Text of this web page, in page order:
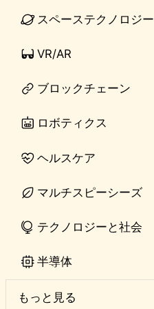
スペーステクノロジー
VR/AR
ブロックチェーン
ロボティクス
ヘルスケア
マルチスピーシーズ
テクノロジーと社会
半導体
もっと見る